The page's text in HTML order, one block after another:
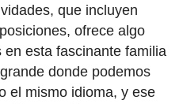
que incluyen
ofrece algo
esta fascinante familia
donde podemos
el mismo idioma, y ese